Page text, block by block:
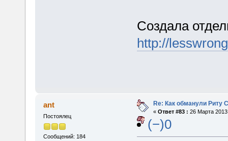
Создала
http://
ant
Постоялец
Сообщений: 184
Re: Как обманули Риту
« Ответ #83 : 26 Марта
(−)0